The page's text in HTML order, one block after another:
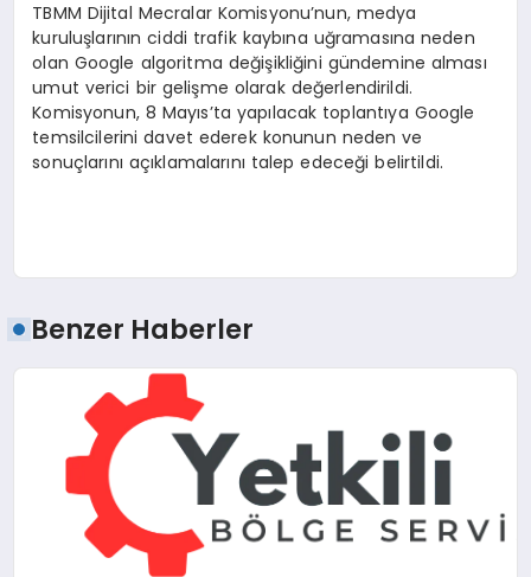
TBMM Dijital Mecralar Komisyonu’nun, medya
kuruluşlarının ciddi trafik kaybına uğramasına neden
olan Google algoritma değişikliğini gündemine alması
umut verici bir gelişme olarak değerlendirildi.
Komisyonun, 8 Mayıs’ta yapılacak toplantıya Google
temsilcilerini davet ederek konunun neden ve
sonuçlarını açıklamalarını talep edeceği belirtildi.
Benzer Haberler